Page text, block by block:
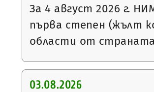
За 4 август 2026 г.
първа степен (жълт
области от
03.08.2026